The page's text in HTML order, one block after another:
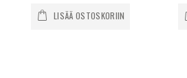
LISÄÄ OSTOSKORIIN